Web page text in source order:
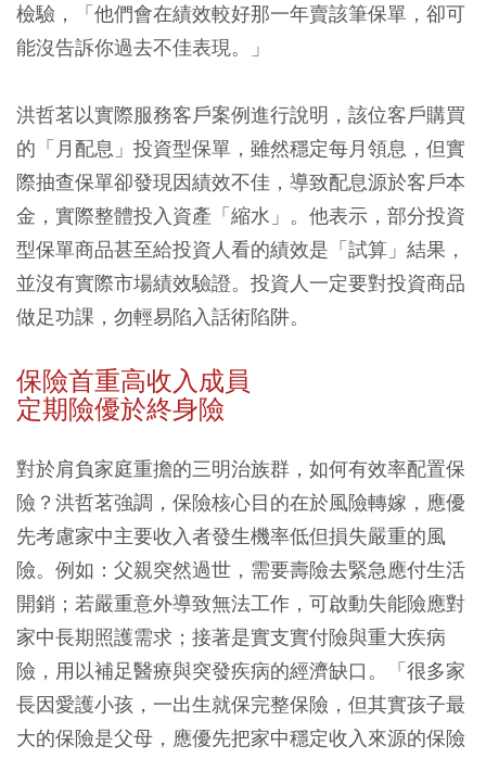
檢驗，「他們會在績效較好那一年賣該筆保單，卻可
能沒告訴你過去不佳表現。」
洪哲茗以實際服務客戶案例進行說明，該位客戶購買
的「月配息」投資型保單，雖然穩定每月領息，但實
際抽查保單卻發現因績效不佳，導致配息源於客戶本
金，實際整體投入資產「縮水」。他表示，部分投資
型保單商品甚至給投資人看的績效是「試算」結果，
並沒有實際市場績效驗證。投資人一定要對投資商品
做足功課，勿輕易陷入話術陷阱。
保險首重高收入成員
定期險優於終身險
對於肩負家庭重擔的三明治族群，如何有效率配置保
險？洪哲茗強調，保險核心目的在於風險轉嫁，應優
先考慮家中主要收入者發生機率低但損失嚴重的風
險。例如：父親突然過世，需要壽險去緊急應付生活
開銷；若嚴重意外導致無法工作，可啟動失能險應對
家中長期照護需求；接著是實支實付險與重大疾病
險，用以補足醫療與突發疾病的經濟缺口。「很多家
長因愛護小孩，一出生就保完整保險，但其實孩子最
大的保險是父母，應優先把家中穩定收入來源的保險